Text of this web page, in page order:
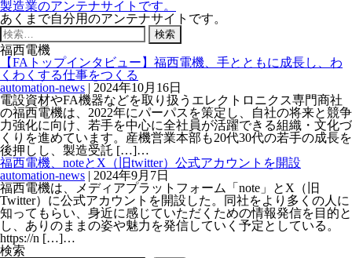
製造業のアンテナサイトです。
あくまで自分用のアンテナサイトです。
検
索:
福西電機
【FAトップインタビュー】福西電機、手とともに成長し、わ
くわくする仕事をつくる
automation-news | 2024年10月16日
電設資材やFA機器などを取り扱うエレクトロニクス専門商社
の福西電機は、2022年にパーパスを策定し、自社の将来と競争
力強化に向け、若手を中心に全社員が活躍できる組織・文化づ
くりを進めています。産機営業本部も20代30代の若手の成長を
後押しし、製造受託 […]…
福西電機、noteとX（旧twitter）公式アカウントを開設
automation-news | 2024年9月7日
福西電機は、メディアプラットフォーム「note」とX（旧
Twitter）に公式アカウントを開設した。同社をより多くの人に
知ってもらい、身近に感じていただくための情報発信を目的と
し、ありのままの姿や魅力を発信していく予定としている。
https://n […]…
検索